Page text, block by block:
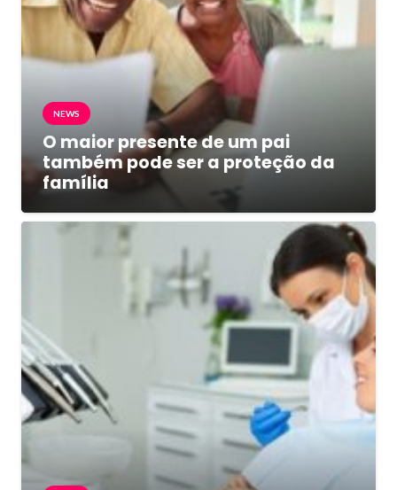
NEWS
O maior presente de um pai
também pode ser a proteção da
família